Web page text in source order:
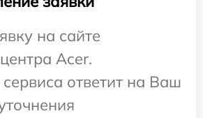
на сайте
Acer.
ответит на Ваш